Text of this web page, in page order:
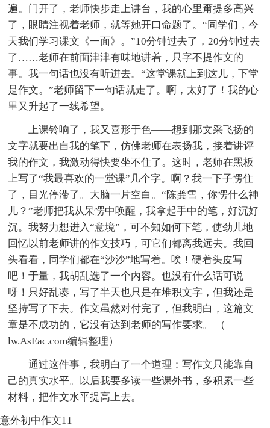
遍。门开了，老师快步走上讲台，我的心里甭提多高兴
了，眼睛注视着老师，就等她开口命题了。“同学们，今
天我们学习课文《一面》。”10分钟过去了，20分钟过去
了……老师在前面津津有味地讲着，只字不提作文的
事。我一句话也没有听进去。“这堂课就上到这儿，下堂
是作文。”老师留下一句话就走了。啊，太好了！我的心
里又升起了一线希望。
上课铃响了，我又喜形于色——想到那文采飞扬的
文字就要出自我的笔下，仿佛老师在表扬我，接着讲评
我的作文，我激动得快要坐不住了。这时，老师在黑板
上写了“我最喜欢的一堂课”几个字。啊？我一下子愣住
了，目光停滞了。大脑一片空白。“陈龚雪，你愣什么神
儿？”老师把我从呆愣中唤醒，我拿起手中的笔，好沉好
沉。我努力想进入“意境”，可不知如何下笔，使劲儿地
回忆以前老师讲的作文技巧，可它们都离我远去。我回
头看看，同学们都在“沙沙”地写着。唉！硬着头皮写
吧！于量，我胡乱选了一个内容。也没有什么话可说
呀！只好乱凑，写了半天也只是在堆积文字，但我还是
坚持写了下去。作文虽然对付完了，但我明白，这篇文
章是不成功的，它没有达到老师的写作要求。 （
lw.AsEac.com编辑整理）
通过这件事，我明白了一个道理：写作文只能靠自
己的真实水平。以后我要多读一些课外书，多积累一些
材料，把作文水平提高上去。
意外初中作文11